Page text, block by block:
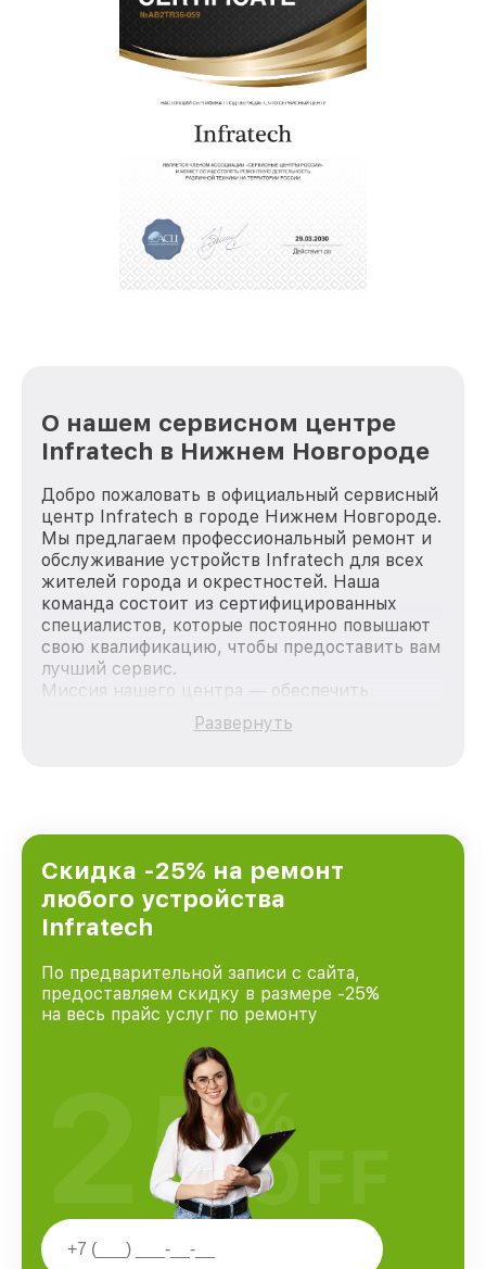
О нашем сервисном центре
Infratech в Нижнем Новгороде
Добро пожаловать в официальный сервисный
центр Infratech в городе Нижнем Новгороде.
Мы предлагаем профессиональный ремонт и
обслуживание устройств Infratech для всех
жителей города и окрестностей. Наша
команда состоит из сертифицированных
специалистов, которые постоянно повышают
свою квалификацию, чтобы предоставить вам
лучший сервис.
Миссия нашего центра — обеспечить
качественный и доступный ремонт для
каждого пользователя продукции Infratech,
городе Нижнем Новгороде, постоянно
повышая уровень доверия и лояльности
наших клиентов.
Развернуть
Скидка -25% на ремонт
любого устройства
Infratech
По предварительной записи с сайта,
предоставляем скидку в размере -25%
на весь прайс услуг по ремонту
25%
OFF